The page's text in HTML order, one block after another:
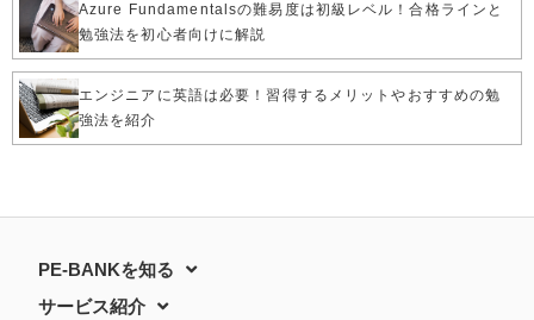
Azure Fundamentalsの難易度は初級レベル！合格ラインと
勉強法を初心者向けに解説
エンジニアに英語は必要！習得するメリットやおすすめの勉
強法を紹介
PE-BANKを知る
サービス紹介